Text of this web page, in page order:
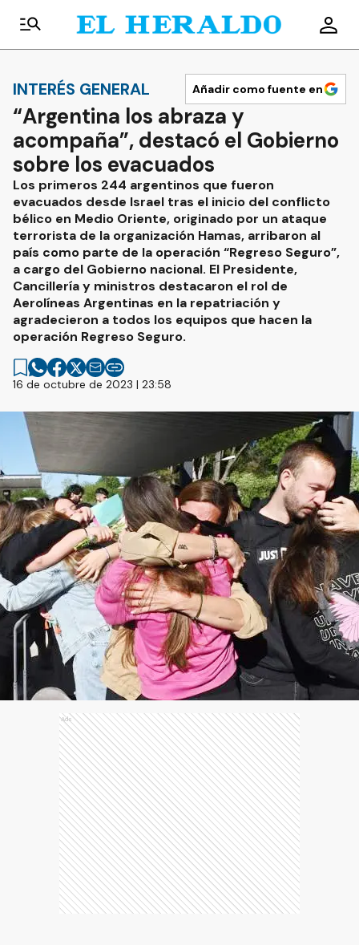
INTERÉS GENERAL Añadir como fuente en
“Argentina los abraza y
acompaña”, destacó el Gobierno
sobre los evacuados
Los primeros 244 argentinos que fueron
evacuados desde Israel tras el inicio del conflicto
bélico en Medio Oriente, originado por un ataque
terrorista de la organización Hamas, arribaron al
país como parte de la operación “Regreso Seguro”,
a cargo del Gobierno nacional. El Presidente,
Cancillería y ministros destacaron el rol de
Aerolíneas Argentinas en la repatriación y
agradecieron a todos los equipos que hacen la
operación Regreso Seguro.
16 de octubre de 2023 | 23:58
Ads